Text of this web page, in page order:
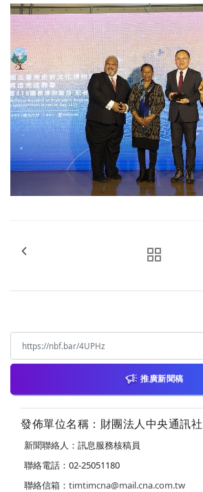
推廣新聞稿
發佈單位名稱：財團法人中央通訊社
新聞聯絡人：訊息服務核稿員
聯絡電話：02-25051180
聯絡信箱： timtimcna@mail.cna.com.tw